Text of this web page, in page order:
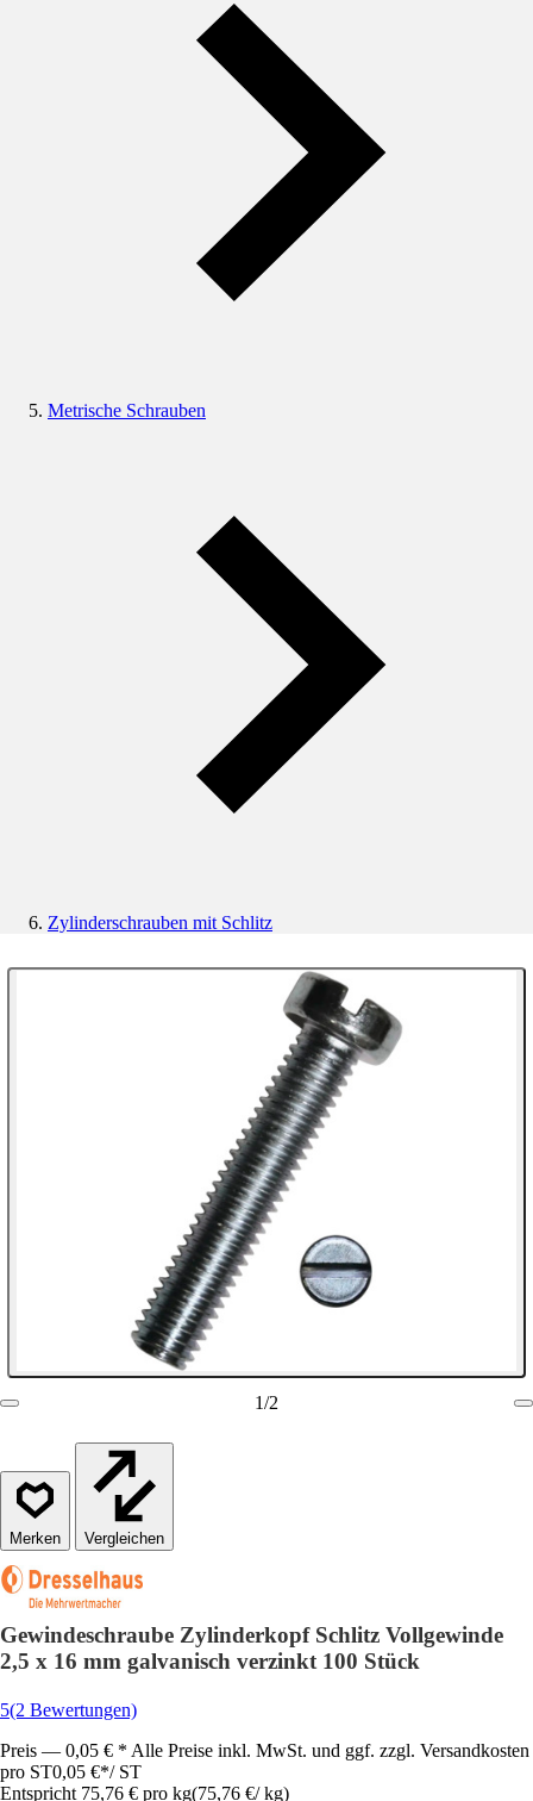
Metrische Schrauben
Zylinderschrauben mit Schlitz
1/2
Vergleichen
Gewindeschraube Zylinderkopf Schlitz Vollgewinde
2,5 x 16 mm galvanisch verzinkt 100 Stück
5(2 Bewertungen)
Preis — 0,05 € * Alle Preise inkl. MwSt. und ggf. zzgl. Versandkosten
pro ST0,05 €*/ ST
Entspricht 75,76 € pro kg(75,76 €/ kg)